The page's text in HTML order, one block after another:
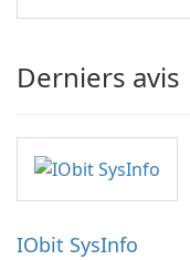
Derniers avis
IObit SysInfo